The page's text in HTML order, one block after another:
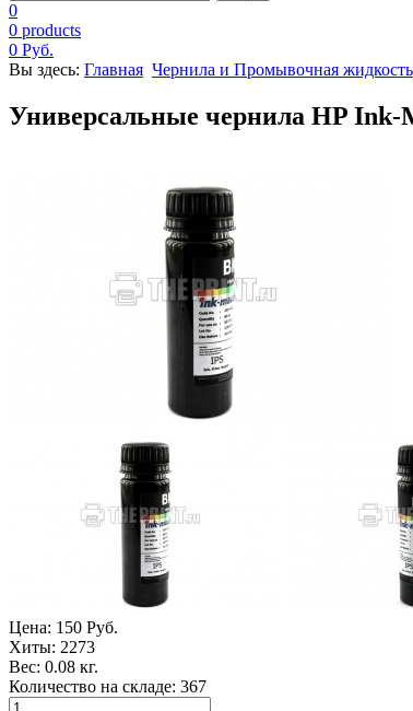
0
0 products
0 Руб.
Вы здесь: Главная Чернила и Промывочная жидкость
Универсальные чернила HP Ink-
Цена: 150 Руб.
Хиты: 2273
Вес: 0.08 кг.
Количество на складе: 367